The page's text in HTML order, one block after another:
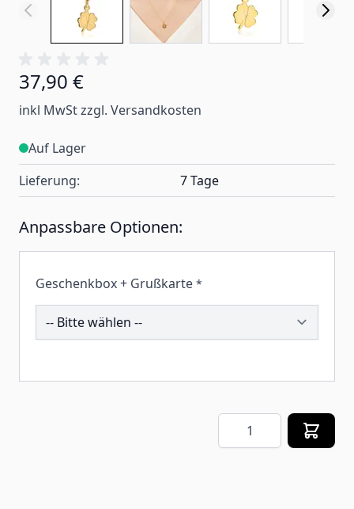
37,90 €
inkl MwSt zzgl. Versandkosten
Auf Lager
Lieferung:
7 Tage
Anpassbare Optionen:
Geschenkbox + Grußkarte *
258418
Menge